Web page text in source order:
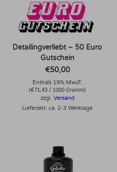
Detailingverliebt – 50 Euro
Gutschein
€50,00
Enthält 19% MwsT.
(€71,43 / 1000 Gramm)
zzgl. Versand
Lieferzeit: ca. 2-3 Werktage